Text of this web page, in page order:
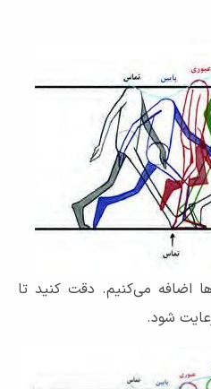
اضافه می‌کنیم. دقت کنید تا
شود.